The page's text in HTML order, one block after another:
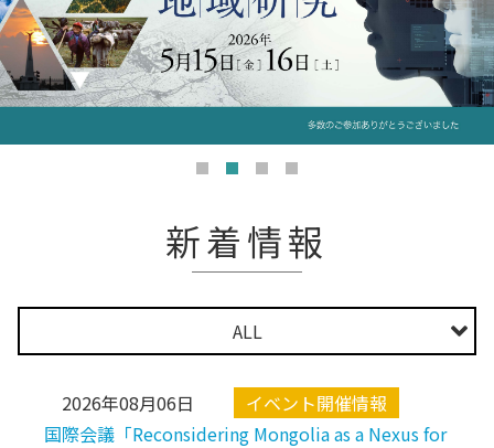
新着情報
ALL
ニュース
イベント開催情報
公募情報
2026年08月06日
国際会議「Reconsidering Mongolia as a Nexus for